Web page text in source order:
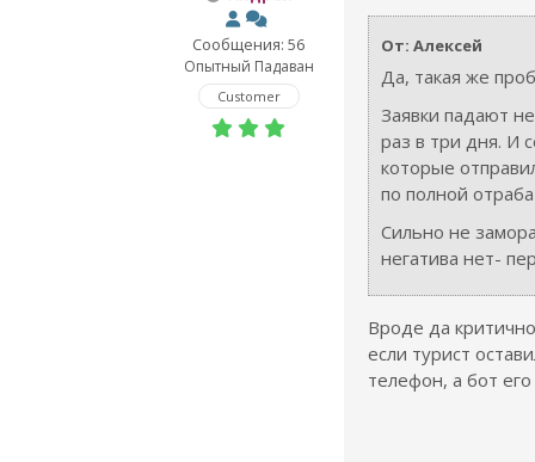
Сообщения: 56
Опытный Падаван
Customer
От: Алексей
Да, такая же
Заявки падают
раз в три дня. И
которые
по полной
Сильно не
негатива нет-
Вроде да
если турист
телефон, а бот